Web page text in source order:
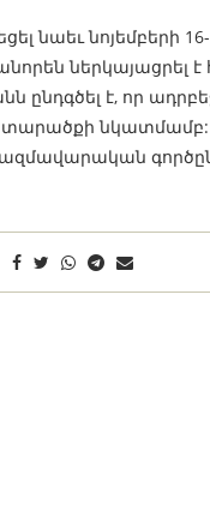
նաեւ նոյեմբերի
ներկայացրել
ընդգծել է, որ
տարածքի